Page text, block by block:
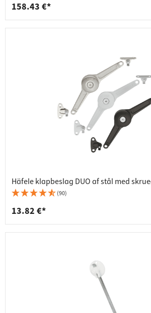
158.43 €*
Häfele klapbeslag DUO af stål med
(90)
13.82 €*